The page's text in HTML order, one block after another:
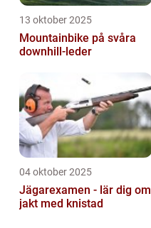
13 oktober 2025
Mountainbike på svåra
downhill-leder
04 oktober 2025
Jägarexamen - lär dig om
jakt med knistad